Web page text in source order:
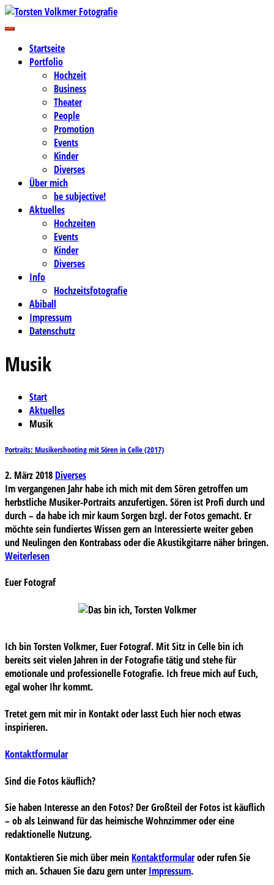
Zum
Inhalt
Torsten Volkmer Fotografie
Business-, Portrait- und Hochzeitsfotografie
Startseite
Portfolio
Hochzeit
Business
Theater
People
Promotion
Events
Kinder
Diverses
Über mich
be subjective!
Aktuelles
Hochzeiten
Events
Kinder
Diverses
Info
Hochzeitsfotografie
Abiball
Impressum
Datenschutz
Musik
Start
Aktuelles
Musik
Portraits: Musikershooting mit Sören in Celle (2017)
2. März 2018 Diverses
Im vergangenen Jahr habe ich mich mit dem Sören getroffen um
herbstliche Musiker-Portraits anzufertigen. Sören ist Profi durch und
durch – da habe ich mir kaum Sorgen bzgl. der Fotos gemacht. Er
möchte sein fundiertes Wissen gern an Interessierte weiter geben
und Neulingen den Kontrabass oder die Akustikgitarre näher bringen.
Weiterlesen
Euer Fotograf
Ich bin Torsten Volkmer, Euer Fotograf. Mit Sitz in Celle bin ich
bereits seit vielen Jahren in der Fotografie tätig und stehe für
emotionale und professionelle Fotografie. Ich freue mich auf Euch,
egal woher Ihr kommt.
Tretet gern mit mir in Kontakt oder lasst Euch hier noch etwas
inspirieren.
Kontaktformular
Sind die Fotos käuflich?
Sie haben Interesse an den Fotos? Der Großteil der Fotos ist käuflich
– ob als Leinwand für das heimische Wohnzimmer oder eine
redaktionelle Nutzung.
Kontaktieren Sie mich über mein Kontaktformularoder rufen Sie
mich an. Schauen Sie dazu gern unterImpressum.